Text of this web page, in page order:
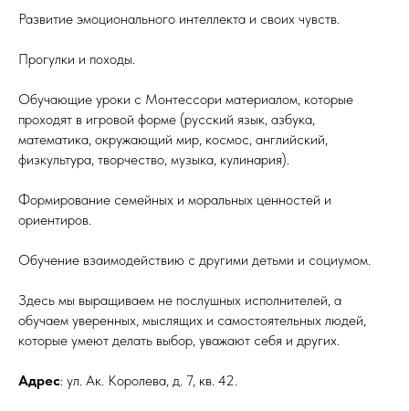
Развитие эмоционального интеллекта и своих чувств.
Прогулки и походы.
Обучающие уроки с Монтессори материалом, которые
проходят в игровой форме (русский язык, азбука,
математика, окружающий мир, космос, английский,
физкультура, творчество, музыка, кулинария).
Формирование семейных и моральных ценностей и
ориентиров.
Обучение взаимодействию с другими детьми и социумом.
Здесь мы выращиваем не послушных исполнителей, а
обучаем уверенных, мыслящих и самостоятельных людей,
которые умеют делать выбор, уважают себя и других.
Адрес: ул. Ак. Королева, д. 7, кв. 42.